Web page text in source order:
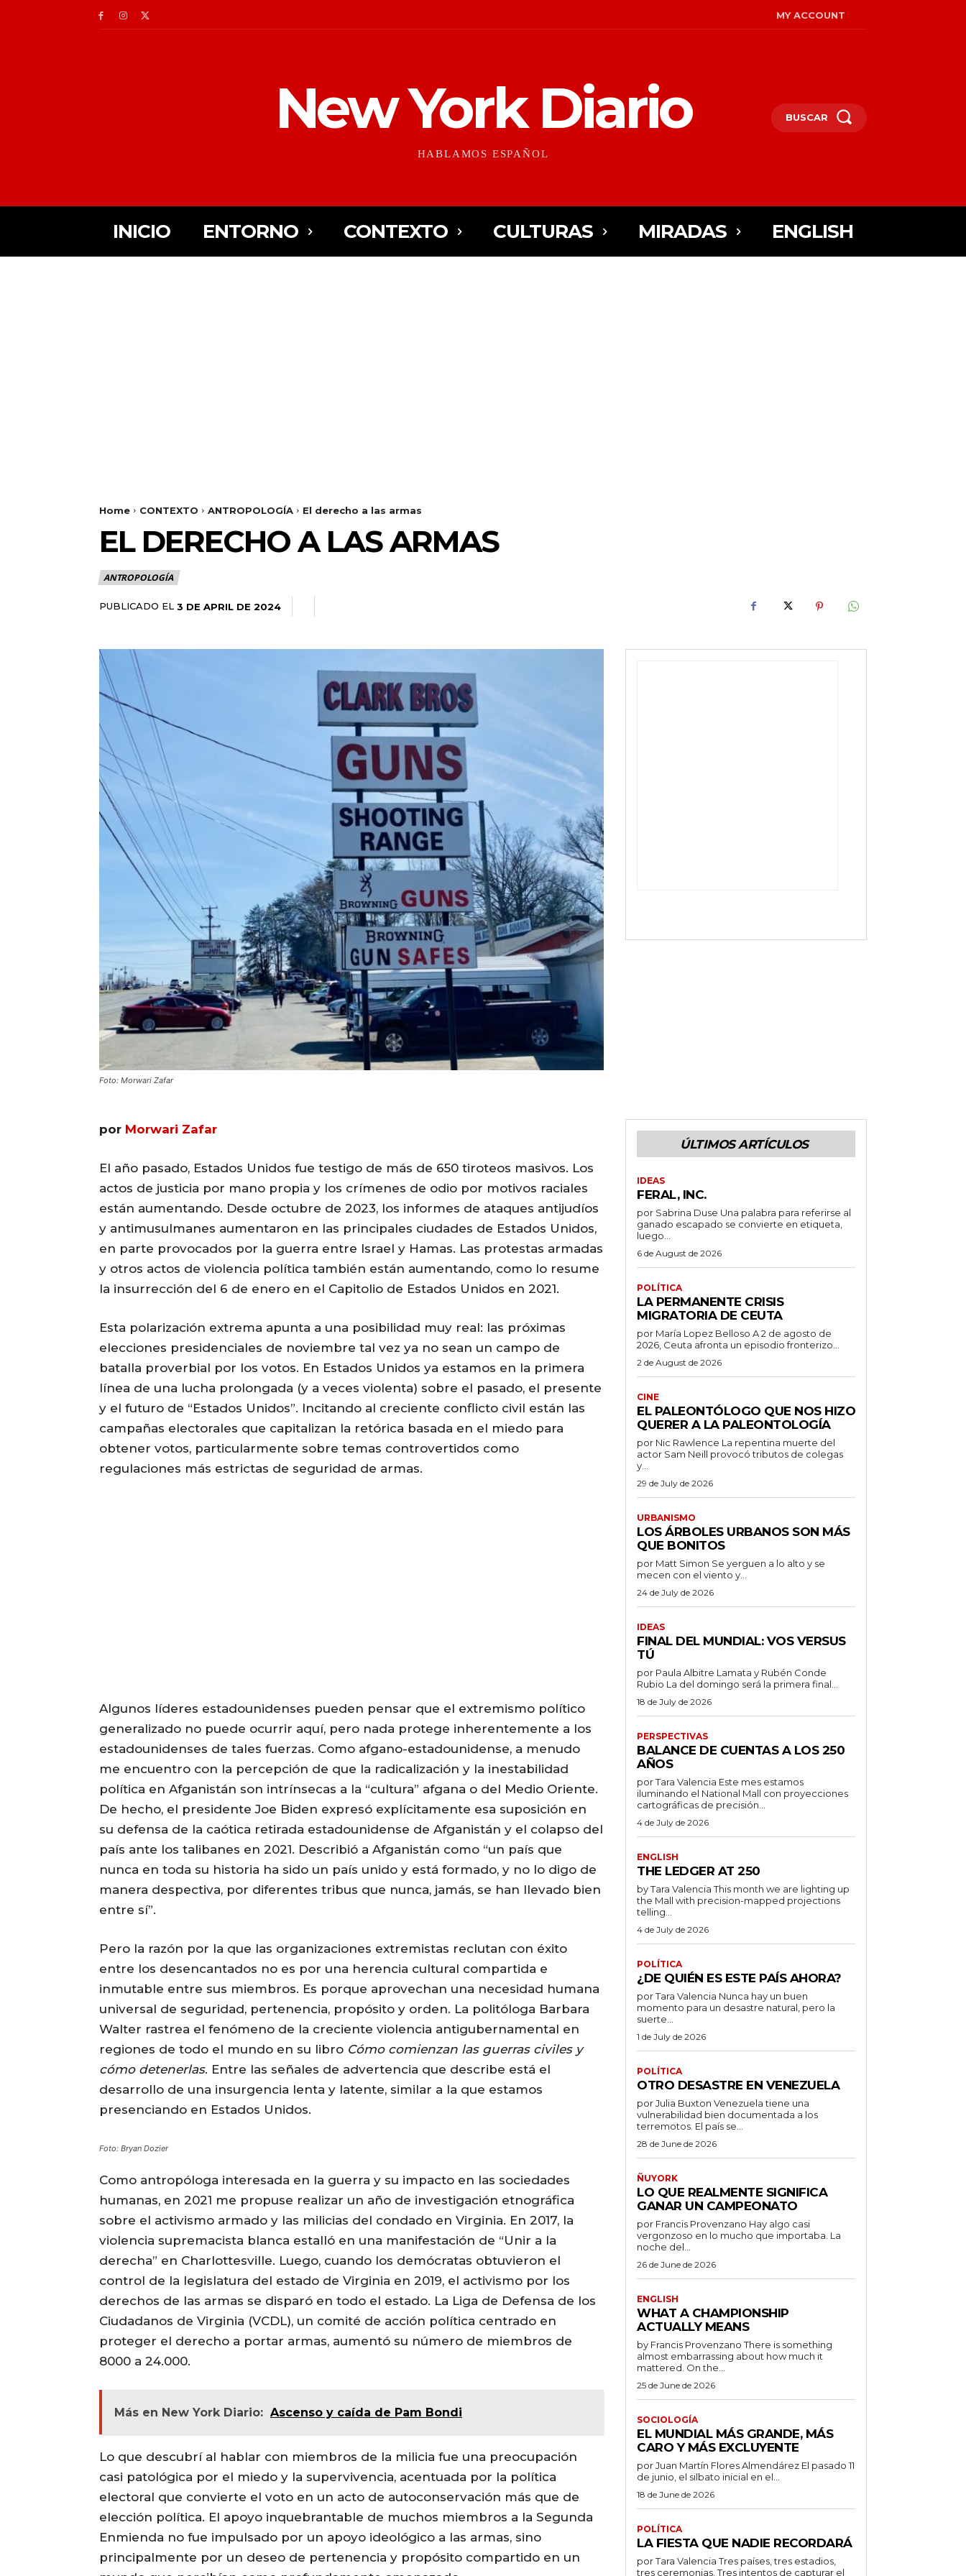
MY ACCOUNT
New York Diario
HABLAMOS ESPAÑOL
BUSCAR
INICIO ENTORNO CONTEXTO CULTURAS MIRADAS ENGLISH
Home CONTEXTO ANTROPOLOGÍA El derecho a las armas
EL DERECHO A LAS ARMAS
ANTROPOLOGÍA
PUBLICADO EL 3 DE APRIL DE 2024
Foto: Morwari Zafar
por Morwari Zafar
El año pasado, Estados Unidos fue testigo de más de 650 tiroteos masivos. Los
actos de justicia por mano propia y los crímenes de odio por motivos raciales
están aumentando. Desde octubre de 2023, los informes de ataques antijudíos
y antimusulmanes aumentaron en las principales ciudades de Estados Unidos,
en parte provocados por la guerra entre Israel y Hamas. Las protestas armadas
y otros actos de violencia política también están aumentando, como lo resume
la insurrección del 6 de enero en el Capitolio de Estados Unidos en 2021.
Esta polarización extrema apunta a una posibilidad muy real: las próximas
elecciones presidenciales de noviembre tal vez ya no sean un campo de
batalla proverbial por los votos. En Estados Unidos ya estamos en la primera
línea de una lucha prolongada (y a veces violenta) sobre el pasado, el presente
y el futuro de “Estados Unidos”. Incitando al creciente conflicto civil están las
campañas electorales que capitalizan la retórica basada en el miedo para
obtener votos, particularmente sobre temas controvertidos como
regulaciones más estrictas de seguridad de armas.
Algunos líderes estadounidenses pueden pensar que el extremismo político
generalizado no puede ocurrir aquí, pero nada protege inherentemente a los
estadounidenses de tales fuerzas. Como afgano-estadounidense, a menudo
me encuentro con la percepción de que la radicalización y la inestabilidad
política en Afganistán son intrínsecas a la “cultura” afgana o del Medio Oriente.
De hecho, el presidente Joe Biden expresó explícitamente esa suposición en
su defensa de la caótica retirada estadounidense de Afganistán y el colapso del
país ante los talibanes en 2021. Describió a Afganistán como “un país que
nunca en toda su historia ha sido un país unido y está formado, y no lo digo de
manera despectiva, por diferentes tribus que nunca, jamás, se han llevado bien
entre sí”.
Pero la razón por la que las organizaciones extremistas reclutan con éxito
entre los desencantados no es por una herencia cultural compartida e
inmutable entre sus miembros. Es porque aprovechan una necesidad humana
universal de seguridad, pertenencia, propósito y orden. La politóloga Barbara
Walter rastrea el fenómeno de la creciente violencia antigubernamental en
regiones de todo el mundo en su libro Cómo comienzan las guerras civiles y
cómo detenerlas. Entre las señales de advertencia que describe está el
desarrollo de una insurgencia lenta y latente, similar a la que estamos
presenciando en Estados Unidos.
Foto: Bryan Dozier
Como antropóloga interesada en la guerra y su impacto en las sociedades
humanas, en 2021 me propuse realizar un año de investigación etnográfica
sobre el activismo armado y las milicias del condado en Virginia. En 2017, la
violencia supremacista blanca estalló en una manifestación de “Unir a la
derecha” en Charlottesville. Luego, cuando los demócratas obtuvieron el
control de la legislatura del estado de Virginia en 2019, el activismo por los
derechos de las armas se disparó en todo el estado. La Liga de Defensa de los
Ciudadanos de Virginia (VCDL), un comité de acción política centrado en
proteger el derecho a portar armas, aumentó su número de miembros de
8000 a 24.000.
Más en New York Diario: Ascenso y caída de Pam Bondi
Lo que descubrí al hablar con miembros de la milicia fue una preocupación
casi patológica por el miedo y la supervivencia, acentuada por la política
electoral que convierte el voto en un acto de autoconservación más que de
elección política. El apoyo inquebrantable de muchos miembros a la Segunda
Enmienda no fue impulsado por un apoyo ideológico a las armas, sino
principalmente por un deseo de pertenencia y propósito compartido en un
ÚLTIMOS ARTÍCULOS
IDEAS
FERAL, INC.
por Sabrina Duse Una palabra para referirse al
ganado escapado se convierte en etiqueta,
luego...
6 de August de 2026
POLÍTICA
LA PERMANENTE CRISIS
MIGRATORIA DE CEUTA
por María Lopez Belloso A 2 de agosto de
2026, Ceuta afronta un episodio fronterizo...
2 de August de 2026
CINE
EL PALEONTÓLOGO QUE NOS HIZO
QUERER A LA PALEONTOLOGÍA
por Nic Rawlence La repentina muerte del
actor Sam Neill provocó tributos de colegas
y...
29 de July de 2026
URBANISMO
LOS ÁRBOLES URBANOS SON MÁS
QUE BONITOS
por Matt Simon Se yerguen a lo alto y se
mecen con el viento y...
24 de July de 2026
IDEAS
FINAL DEL MUNDIAL: VOS VERSUS
TÚ
por Paula Albitre Lamata y Rubén Conde
Rubio La del domingo será la primera final...
18 de July de 2026
PERSPECTIVAS
BALANCE DE CUENTAS A LOS 250
AÑOS
por Tara Valencia Este mes estamos
iluminando el National Mall con proyecciones
cartográficas de precisión...
4 de July de 2026
ENGLISH
THE LEDGER AT 250
by Tara Valencia This month we are lighting up
the Mall with precision-mapped projections
telling...
4 de July de 2026
POLÍTICA
¿DE QUIÉN ES ESTE PAÍS AHORA?
por Tara Valencia Nunca hay un buen
momento para un desastre natural, pero la
suerte...
1 de July de 2026
POLÍTICA
OTRO DESASTRE EN VENEZUELA
por Julia Buxton Venezuela tiene una
vulnerabilidad bien documentada a los
terremotos. El país se...
28 de June de 2026
ÑUYORK
LO QUE REALMENTE SIGNIFICA
GANAR UN CAMPEONATO
por Francis Provenzano Hay algo casi
vergonzoso en lo mucho que importaba. La
noche del...
26 de June de 2026
ENGLISH
WHAT A CHAMPIONSHIP
ACTUALLY MEANS
by Francis Provenzano There is something
almost embarrassing about how much it
mattered. On the...
25 de June de 2026
SOCIOLOGÍA
EL MUNDIAL MÁS GRANDE, MÁS
CARO Y MÁS EXCLUYENTE
por Juan Martín Flores Almendárez El pasado 11
de junio, el silbato inicial en el...
18 de June de 2026
POLÍTICA
LA FIESTA QUE NADIE RECORDARÁ
por Tara Valencia Tres países, tres estadios,
tres ceremonias. Tres intentos de capturar el